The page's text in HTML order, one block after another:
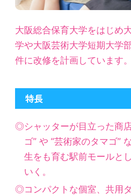
大阪総合保育大学をはじめ
学や大阪芸術大学短期大学
件に改修を計画しています。
特長
◎シャッターが目立った商
ゴ” や “芸術家のタマゴ”
生をも育む駅前モールと
いく。
◎コンパクトな個室、共用